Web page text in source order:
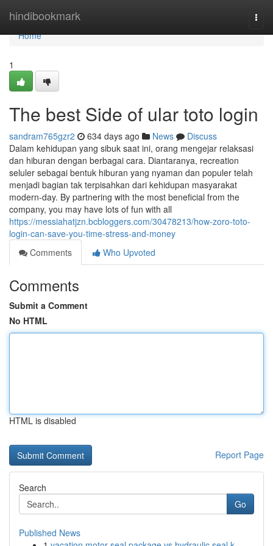
hindibookmark
Home
Home
1
The best Side of ular toto login
sandram765gzr2 634 days ago News
Discuss
Dalam kehidupan yang sibuk saat ini, orang mengejar relaksasi
dan hiburan dengan berbagai cara. Diantaranya, recreation
seluler sebagai bentuk hiburan yang nyaman dan populer telah
menjadi bagian tak terpisahkan dari kehidupan masyarakat
modern-day. By partnering with the most beneficial from the
company, you may have lots of fun with all
https://messiahatjzn.bcbloggers.com/30478213/how-zoro-toto-
login-can-save-you-time-stress-and-money
Comments
Who Upvoted
Comments
Submit a Comment
No HTML
HTML is disabled
Report Page
Search
Go
Published News